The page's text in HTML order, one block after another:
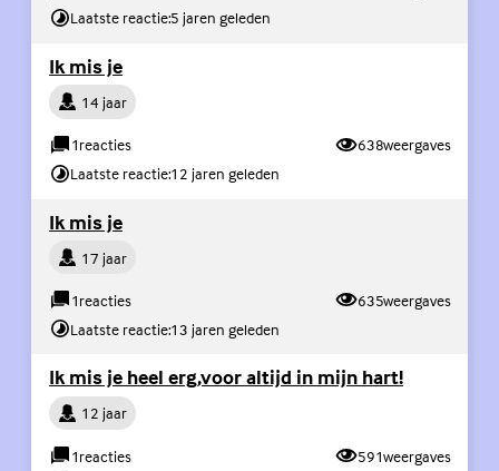
Laatste reactie:5 jaren geleden
Ik mis je
Persoon14 jaar
1reacties 638weergaves
Laatste reactie:12 jaren geleden
Ik mis je
Persoon17 jaar
1reacties 635weergaves
Laatste reactie:13 jaren geleden
Ik mis je heel erg,voor altijd in mijn hart!
Persoon12 jaar
1reacties 591weergaves